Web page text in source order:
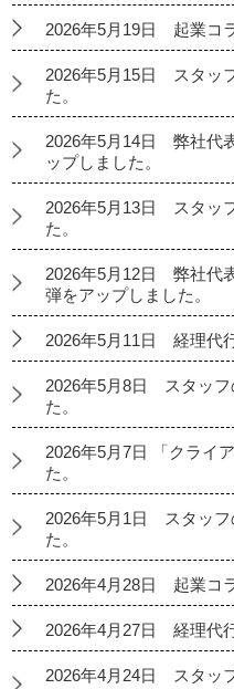
2026年5月19日 起業コ
2026年5月15日 スタッ
た。
2026年5月14日 弊社代
ップしました。
2026年5月13日 スタッ
た。
2026年5月12日 弊社代
弾をアップしました。
2026年5月11日 経理代
2026年5月8日 スタッフ
た。
2026年5月7日 「クライ
た。
2026年5月1日 スタッフ
た。
2026年4月28日 起業コ
2026年4月27日 経理代
2026年4月24日 スタッ